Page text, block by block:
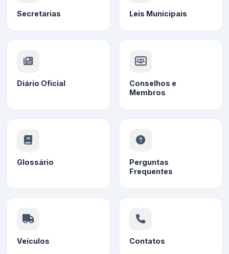
Secretarias Leis Municipais
Diário Oficial
Conselhos e
Membros
Glossário
Perguntas
Frequentes
Veículos Contatos